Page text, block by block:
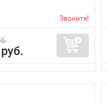
Звоните!